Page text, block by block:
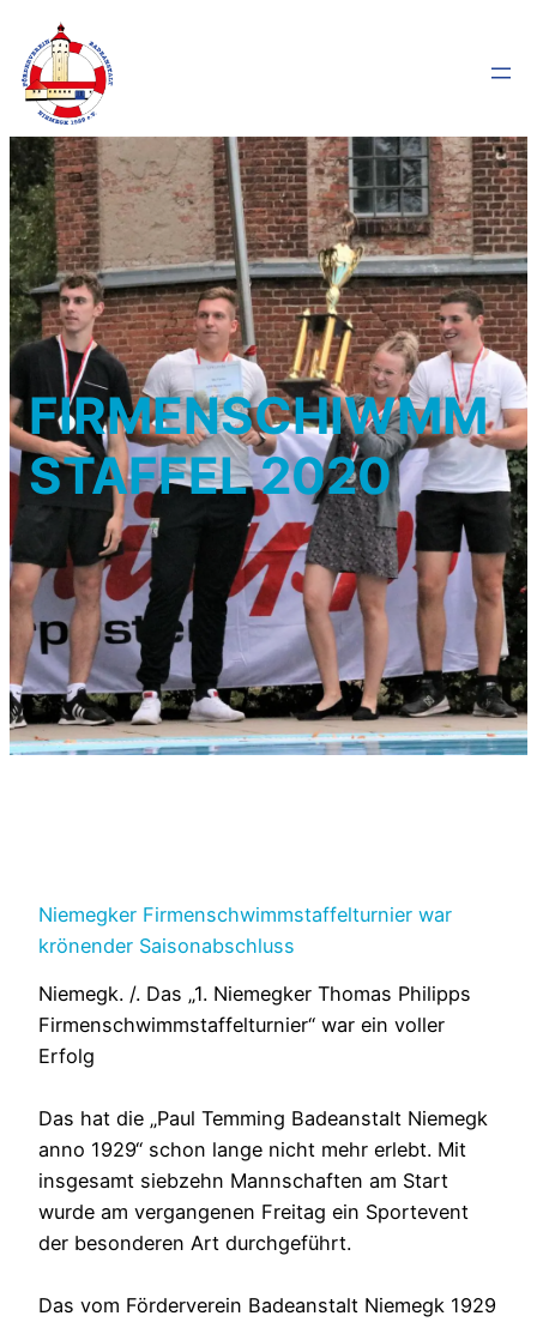
FIRMENSCHIWMM
STAFFEL 2020
Niemegker Firmenschwimmstaffelturnier war
krönender Saisonabschluss
Niemegk. /. Das „1. Niemegker Thomas Philipps
Firmenschwimmstaffelturnier“ war ein voller
Erfolg
Das hat die „Paul Temming Badeanstalt Niemegk
anno 1929“ schon lange nicht mehr erlebt. Mit
insgesamt siebzehn Mannschaften am Start
wurde am vergangenen Freitag ein Sportevent
der besonderen Art durchgeführt.
Das vom Förderverein Badeanstalt Niemegk 1929